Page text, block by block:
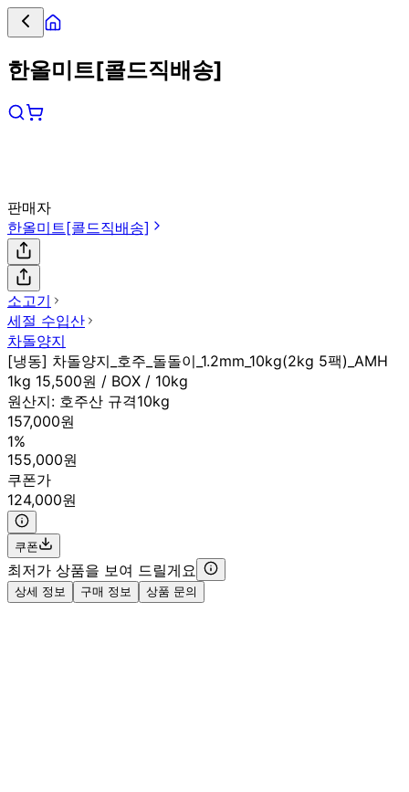
한올미트[콜드직배송]
판매자
한올미트[콜드직배송]
소고기
세절 수입산
차돌양지
[냉동] 차돌양지_호주_돌돌이_1.2mm_10kg(2kg 5팩)_AMH
1kg 15,500원 / BOX / 10kg
원산지: 호주산 규격10kg
157,000원
1%
155,000원
쿠폰가
124,000원
쿠폰
최저가 상품을 보여 드릴게요
상세 정보 구매 정보 상품 문의